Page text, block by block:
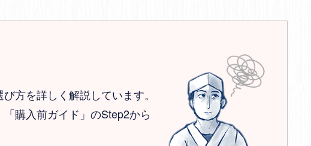
方を詳しく解説しています。
購入前ガイド」のStep2から